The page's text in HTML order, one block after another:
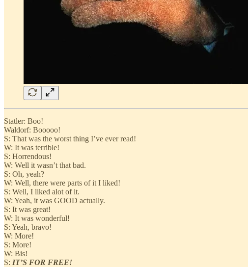
Statler: Boo!
Waldorf: Booooo!
S: That was the worst thing I’ve ever read!
W: It was terrible!
S: Horrendous!
W: Well it wasn’t that bad.
S: Oh, yeah?
W: Well, there were parts of it I liked!
S: Well, I liked alot of it.
W: Yeah, it was GOOD actually.
S: It was great!
W: It was wonderful!
S: Yeah, bravo!
W: More!
S: More!
W: Bis!
S: IT’S FOR FREE!